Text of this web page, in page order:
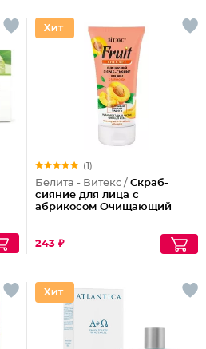
(1)
Белита - Витекс / Скраб-
сияние для лица с
абрикосом Очищающий
243 ₽